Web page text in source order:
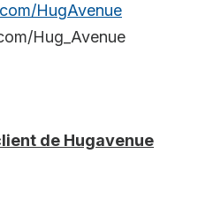
HugAvenue
Hug_Avenue
de Hugavenue